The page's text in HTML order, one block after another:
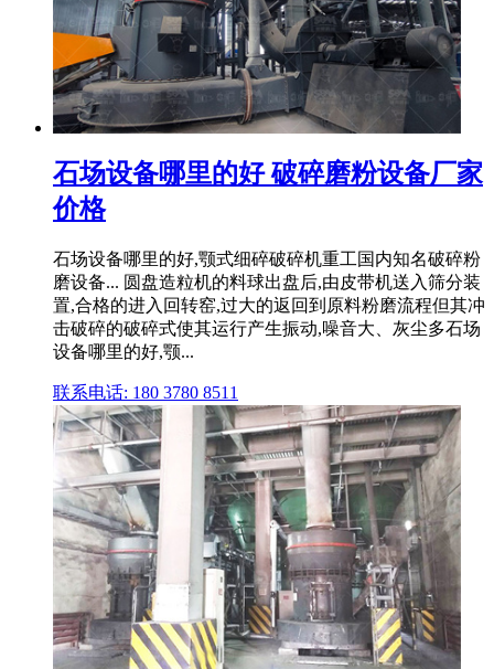
石场设备哪里的好 破碎磨粉设备厂家
价格
石场设备哪里的好,颚式细碎破碎机重工国内知名破碎粉
磨设备... 圆盘造粒机的料球出盘后,由皮带机送入筛分装
置,合格的进入回转窑,过大的返回到原料粉磨流程但其冲
击破碎的破碎式使其运行产生振动,噪音大、灰尘多石场
设备哪里的好,颚...
联系电话: 180 3780 8511